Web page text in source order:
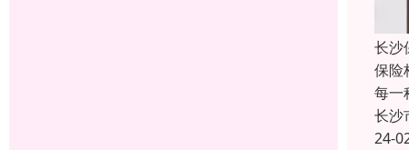
长沙
保险
每一
长沙
24-